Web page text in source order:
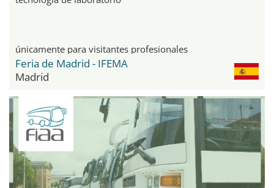
únicamente para visitantes profesionales
Feria de Madrid - IFEMA
Madrid